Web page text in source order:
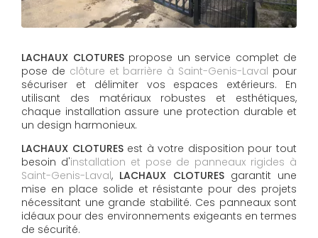
LACHAUX CLOTURESpropose un service complet de
pose de clôture et barrière à Saint-Genis-Laval pour
sécuriser et délimiter vos espaces extérieurs. En
utilisant des matériaux robustes et esthétiques,
chaque installation assure une protection durable et
un design harmonieux.
LACHAUX CLOTURESest à votre disposition pour tout
besoin d'installation et pose de panneaux rigides à
Saint-Genis-Laval, LACHAUX CLOTURESgarantit une
mise en place solide et résistante pour des projets
nécessitant une grande stabilité. Ces panneaux sont
idéaux pour des environnements exigeants en termes
de sécurité.